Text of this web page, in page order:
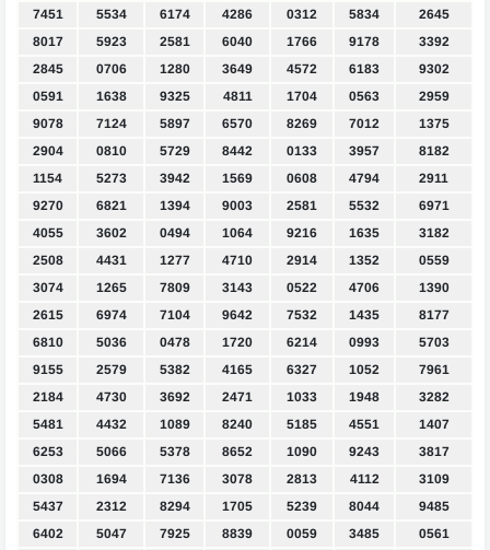
7451 5534 6174 4286 0312 5834
2645
8017
5923 2581 6040 1766 9178
3392
2845
0706 1280 3649 4572 6183
9302
0591
1638 9325 4811 1704 0563
2959
9078
7124 5897 6570 8269 7012
1375
2904
0810 5729 8442 0133 3957
8182
1154
5273 3942 1569 0608 4794
2911
9270
6821 1394 9003 2581 5532
6971
4055
3602 0494 1064 9216 1635
3182
2508
4431 1277 4710 2914 1352
0559
3074
1265 7809 3143 0522 4706
1390
2615
6974 7104 9642 7532 1435
8177
6810
5036 0478 1720 6214 0993
5703
9155
2579 5382 4165 6327 1052
7961
2184
4730 3692 2471 1033 1948
3282
5481
4432 1089 8240 5185 4551
1407
6253
5066 5378 8652 1090 9243
3817
0308
1694 7136 3078 2813 4112
3109
5437
2312 8294 1705 5239 8044
9485
6402
5047 7925 8839 0059 3485
0561